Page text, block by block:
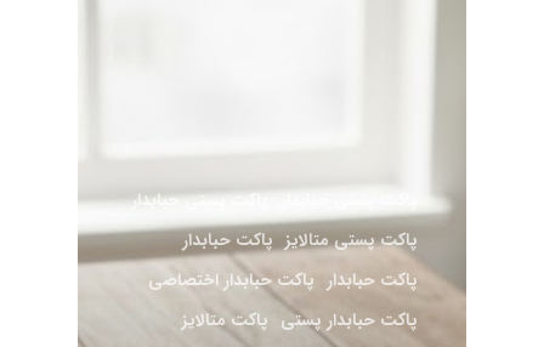
پاکت پستی حبابدار
پاکت پستی متالایز پاکت حبابدار
پاکت حبابدار پاکت حبابدار اختصاصی
پاکت حبابدار پستی پاکت متالایز